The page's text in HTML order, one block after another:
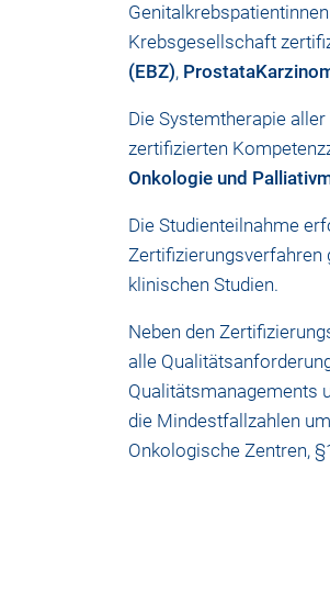
Krebsgesellschaft
(EBZ),
Die Systemtherapie
zertifizierten
Onkologie und
Die Studienteilnahme
Zertifizierungsverfahren
klinischen Studien.
Neben den
alle
Qualitätsmanagements
die Mindestfallzahlen
Onkologische Zentren,